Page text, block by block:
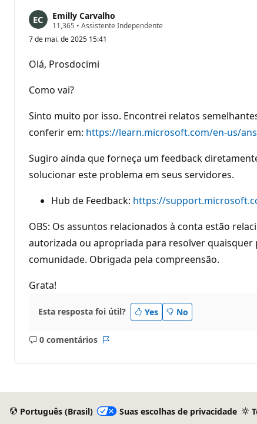
Emilly Carvalho
11,365 P
n
o
s
p
u
t
ã
• Assistente Independente
7 de mai. de 2025 15:41
Olá, Prosdocimi
Como vai?
Sinto muito por isso. Encontrei relatos
conferir em: https://learn.microsoft.com/en-us/
Sugiro ainda que forneça um feedback
solucionar este problema em seus servidores.
Hub de Feedback: https://
OBS: Os assuntos relacionados à conta estão
autorizada ou apropriada para resolver
comunidade. Obrigada pela compreensão.
Grata!
Esta resposta foi útil? Yes No
0 comentários
Sem
Português (Brasil) Suas escolhas de privacidade